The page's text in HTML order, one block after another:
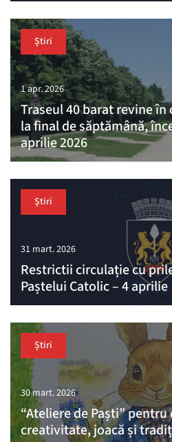
Știri
1 apr. 2026
Traseul 40 barat revine
la final de săptămână,
aprilie 2026
Știri
31 mart. 2026
Restrictii circulație cu
Paștelui Catolic – 4 aprilie
Știri
30 mart. 2026
“Ateliere de Paști” pentru
creativitate, joacă și